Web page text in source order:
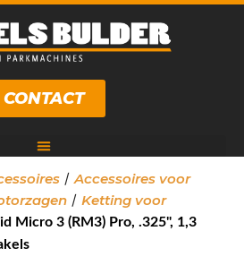
CONTACT
/ Accessoires voor
/ Ketting voor
Micro 3 (RM3) Pro, .325", 1,3